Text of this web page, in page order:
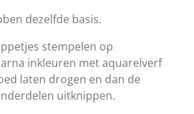
dezelfde basis.
stempelen op
inkleuren met aquarelverf
laten drogen en dan de
uitknippen.